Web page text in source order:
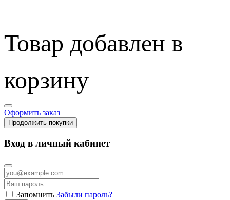
Товар добавлен в
корзину
Оформить заказ
Продолжить покупки
Вход в личный кабинет
Запомнить Забыли пароль?